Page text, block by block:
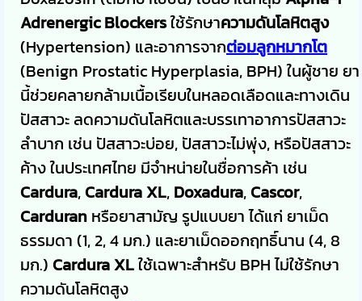
Adrenergic Blockersใช้รักษาความดันโลหิตสูง
(Hypertension) และอาการจากต่อมลูกหมากโต
(Benign Prostatic Hyperplasia, BPH) ในผู้ชาย ยา
นี้ช่วยคลายกล้ามเนื้อเรียบในหลอดเลือดและทางเดิน
ปัสสาวะ ลดความดันโลหิตและบรรเทาอาการปัสสาวะ
ลำบาก เช่น ปัสสาวะบ่อย, ปัสสาวะไม่พุ่ง, หรือปัสสาวะ
ค้าง ในประเทศไทย มีจำหน่ายในชื่อการค้า เช่น
Cardura,Cardura XL, Doxadura,Cascor,
Carduran หรือยาสามัญ รูปแบบยา ได้แก่ ยาเม็ด
ธรรมดา (1, 2, 4 มก.) และยาเม็ดออกฤทธิ์นาน (4, 8
มก.) Cardura XLใช้เฉพาะสำหรับ BPH ไม่ใช้รักษา
ความดันโลหิตสูง